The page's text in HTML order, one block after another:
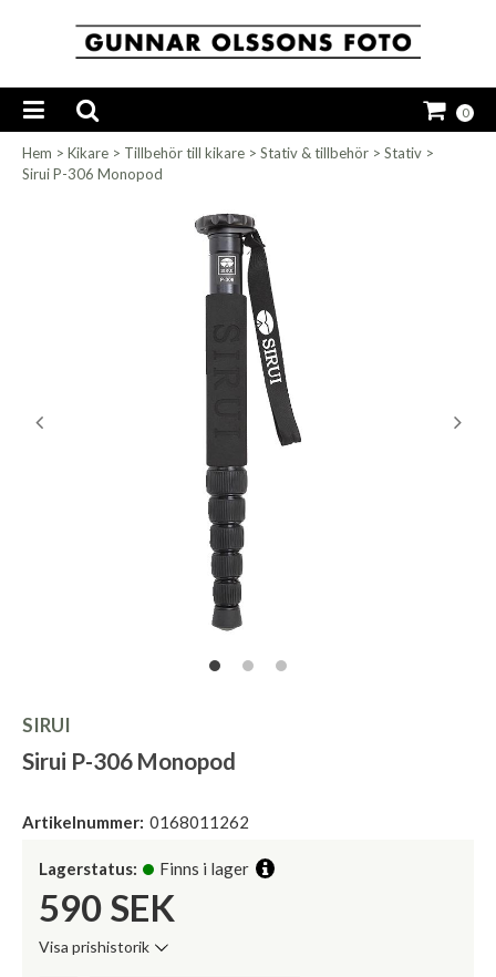
0
Hem > Kikare > Tillbehör till kikare > Stativ & tillbehör > Stativ >
Sirui P-306 Monopod
SIRUI
Sirui P-306 Monopod
Artikelnummer: 0168011262
Lagerstatus: Finns i lager
590 SEK
Visa prishistorik